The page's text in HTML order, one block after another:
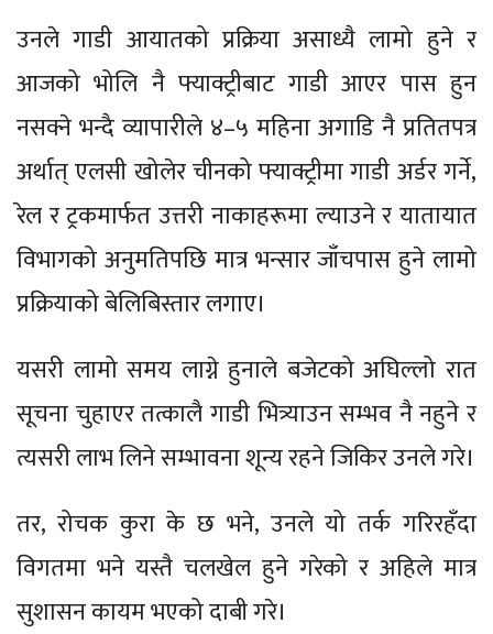
उनले गाडी आयातको प्रक्रिया असाध्यै लामो हुने र
आजको भोलि नै फ्याक्ट्रीबाट गाडी आएर पास हुन
नसक्ने भन्दै व्यापारीले ४–५ महिना अगाडि नै प्रतितपत्र
अर्थात् एलसी खोलेर चीनको फ्याक्ट्रीमा गाडी अर्डर गर्ने,
रेल र ट्रकमार्फत उत्तरी नाकाहरूमा ल्याउने र यातायात
विभागको अनुमतिपछि मात्र भन्सार जाँचपास हुने लामो
प्रक्रियाको बेलिबिस्तार लगाए।
यसरी लामो समय लाग्ने हुनाले बजेटको अघिल्लो रात
सूचना चुहाएर तत्कालै गाडी भित्र्याउन सम्भव नै नहुने र
त्यसरी लाभ लिने सम्भावना शून्य रहने जिकिर उनले गरे।
तर, रोचक कुरा के छ भने, उनले यो तर्क गरिरहँदा
विगतमा भने यस्तै चलखेल हुने गरेको र अहिले मात्र
सुशासन कायम भएको दाबी गरे।